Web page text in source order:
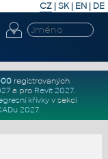
CZ | SK| EN | DE
registrovaných
a pro Revit 2027.
křivkyv sekci
2027.